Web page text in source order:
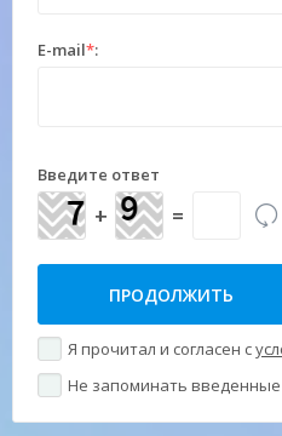
E-mail*:
Введите ответ
+ =
Я прочитал и согласен с
Не запоминать